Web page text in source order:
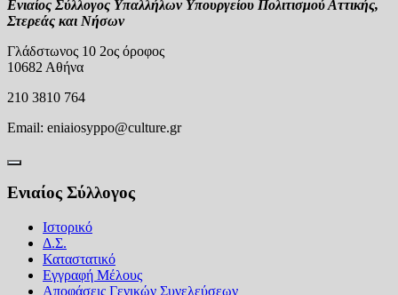
Ενιαίος Σύλλογος Υπαλλήλων Υπουργείου Πολιτισμού Αττικής,
Στερεάς και Νήσων
Γλάδστωνος 10 2ος όροφος
10682 Αθήνα
210 3810 764
Email: eniaiosyppo@culture.gr
Ενιαίος Σύλλογος
Ιστορικό
Δ.Σ.
Καταστατικό
Εγγραφή Μέλους
Αποφάσεις Γενικών Συνελεύσεων